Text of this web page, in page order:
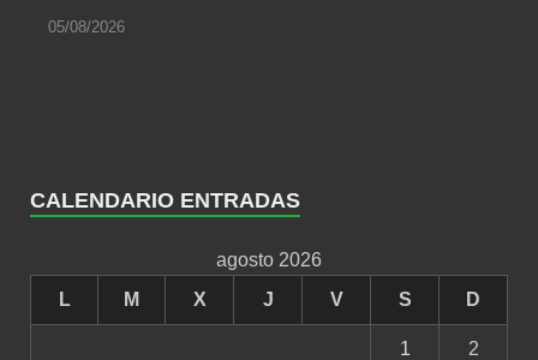
05/08/2026
CALENDARIO ENTRADAS
agosto 2026
L
M X J V S D
1 2